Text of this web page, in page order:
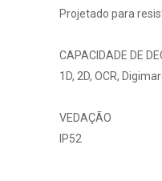
Projetado para
CAPACIDADE DE
1D, 2D, OCR,
VEDAÇÃO
IP52